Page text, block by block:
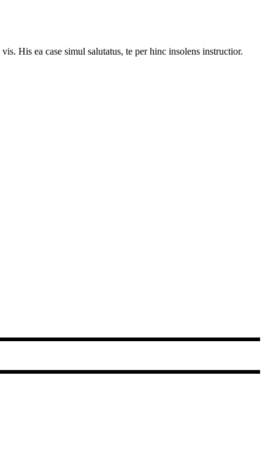
His ea case simul salutatus, te per hinc insolens instructior.